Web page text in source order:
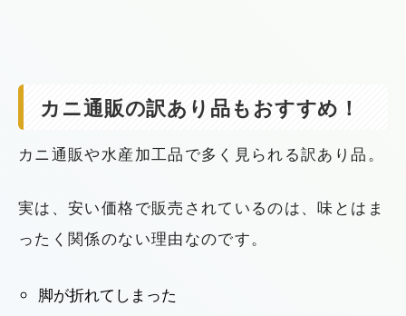
カニ通販の訳あり品もおすすめ！
カニ通販や水産加工品で多く見られる訳あり品。
実は、安い価格で販売されているのは、味とはま
ったく関係のない理由なのです。
脚が折れてしまった